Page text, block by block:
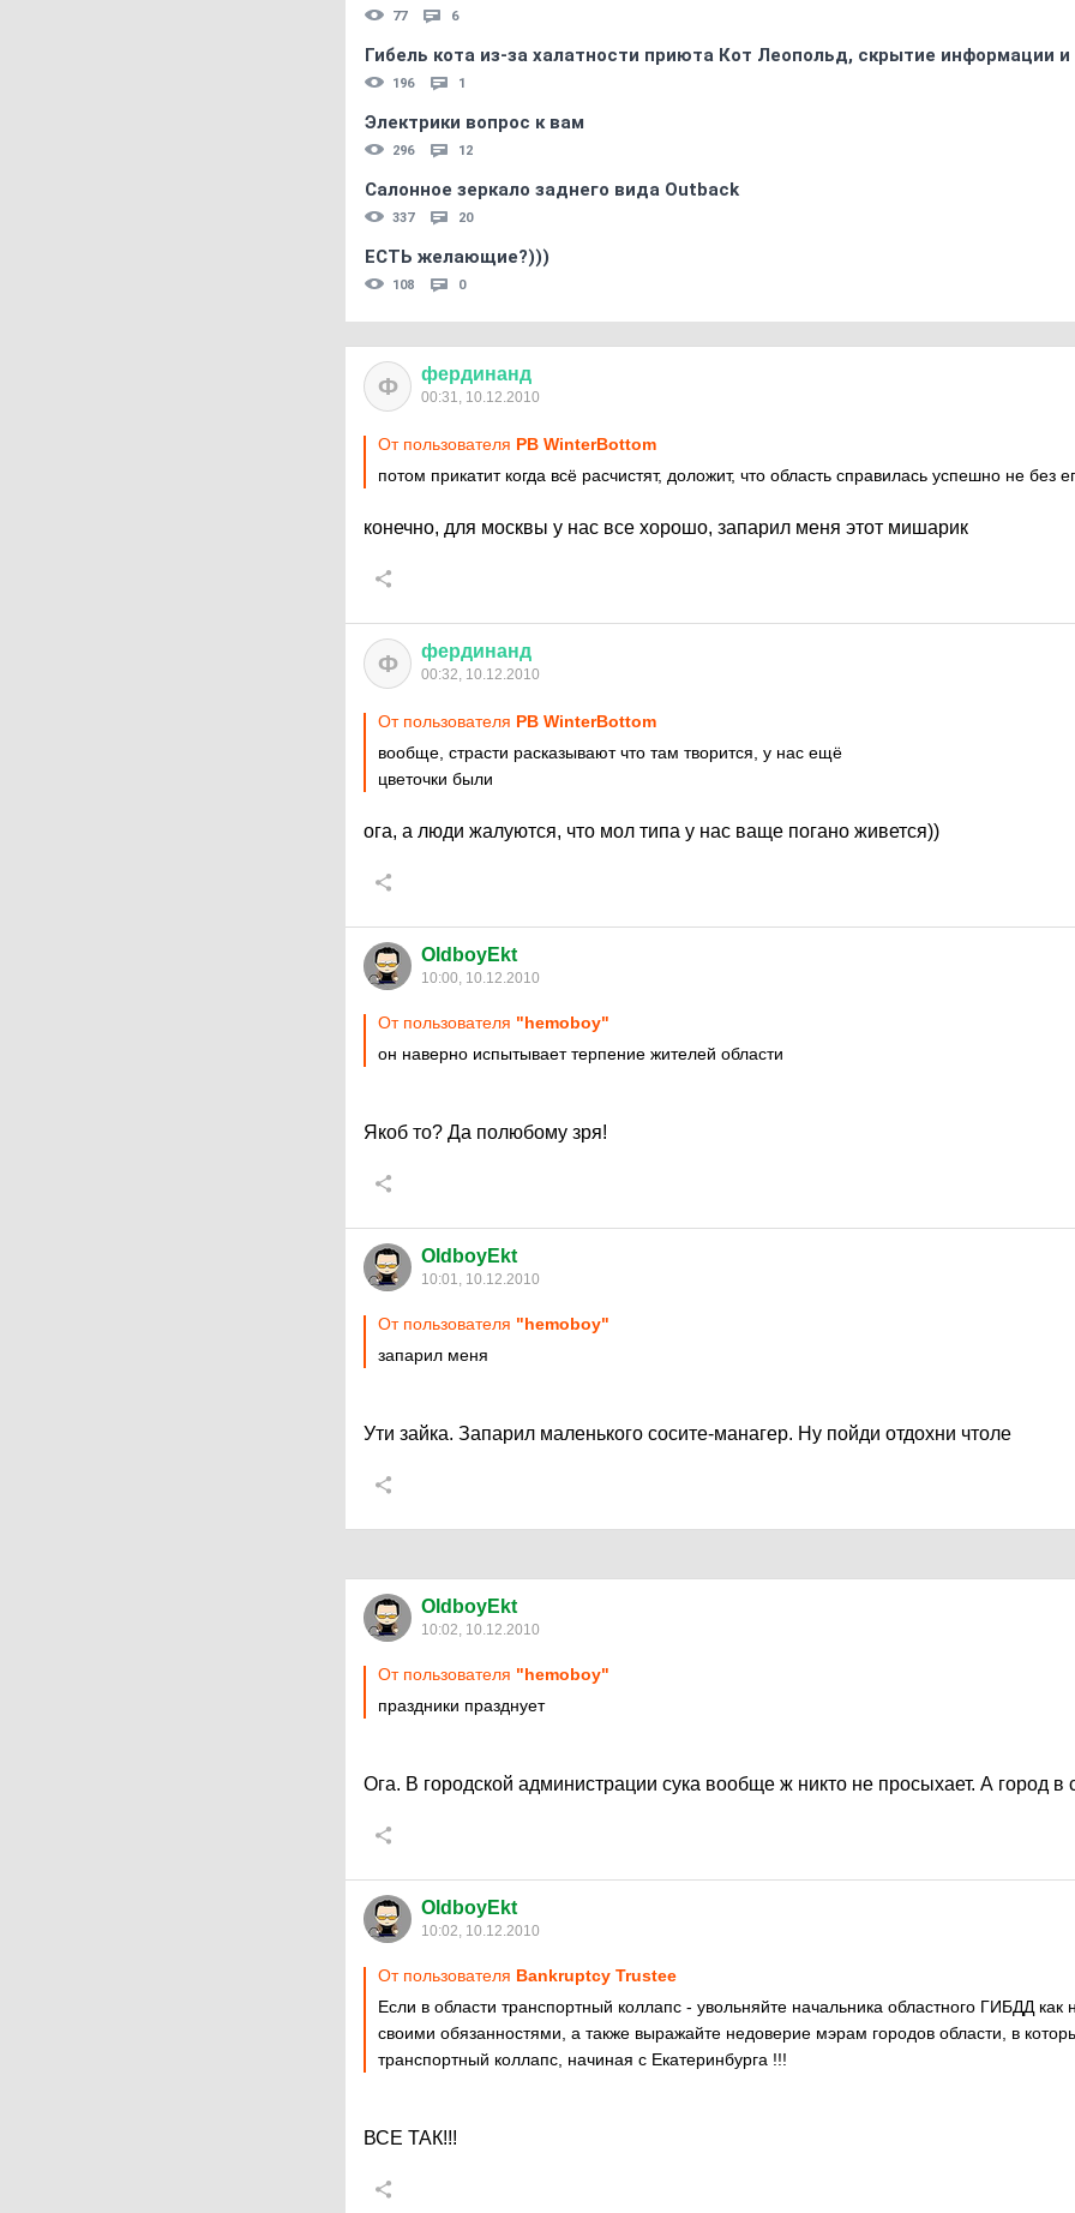
77 6
Гибель кота из-за халатности приюта Кот Леопольд, скрытиe информации
196 1
Электрики вопрос к вам
296 12
Салонное зеркало заднего вида Outback
337 20
ЕСТЬ желающие?)))
108 0
Ф фердинанд
00:31, 10.12.2010
От пользователя PB WinterBottom
потом прикатит когда всё расчистят, доложит, что область справилась успешно не без
конечно, для москвы у нас все хорошо, запарил меня этот мишарик
Ф фердинанд
00:32, 10.12.2010
От пользователя PB WinterBottom
вообще, страсти расказывают что там творится, у нас ещё
цветочки были
ога, а люди жалуются, что мол типа у нас ваще погано живется))
OldboyEkt
10:00, 10.12.2010
От пользователя "hemoboy"
он наверно испытывает терпение жителей области
Якоб то? Да полюбому зря!
OldboyEkt
10:01, 10.12.2010
От пользователя "hemoboy"
запарил меня
Ути зайка. Запарил маленького сосите-манагер. Ну пойди отдохни чтоле
OldboyEkt
10:02, 10.12.2010
От пользователя "hemoboy"
праздники празднует
Ога. В городской администрации сука вообще ж никто не просыхает. А город в
OldboyEkt
10:02, 10.12.2010
От пользователя Bankruptcy Trustee
Если в области транспортный коллапс - увольняйте начальника областного ГИБДД
своими обязанностями, а также выражайте недоверие мэрам городов области, в
транспортный коллапс, начиная с Екатеринбурга !!!
ВСЕ ТАК!!!